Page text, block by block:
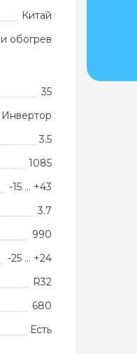
Китай
обогрев
35
Инвертор
3.5
1085
-15 … +43
3.7
990
-25 … +24
R32
680
Есть